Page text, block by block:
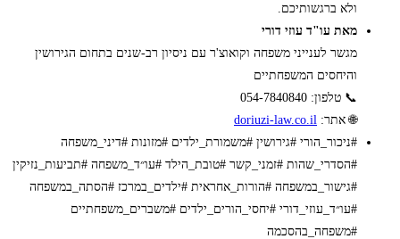
ולא ברגשותיכם.
מאת עו"ד עוזי דורי
מגשר לענייני משפחה וקואוצ'ר עם ניסיון רב-שנים בתחום הגירושין
והיחסים המשפחתיים
📞 טלפון: 054-7840840
🌐 אתר: doriuzi-law.co.il
#ניכור_הורי #גירושין #משמורת_ילדים #מזונות #דיני_משפחה
#הסדרי_שהות #זמני_קשר #טובת_הילד #עו״ד_משפחה #תביעות_נזיקין
#גישור_במשפחה #הורות_אחראית #ילדים_במרכז #הסתה_במשפחה
#עו״ד_עוזי_דורי #יחסי_הורים_ילדים #משברים_משפחתיים
#משפחה_בהסכמה